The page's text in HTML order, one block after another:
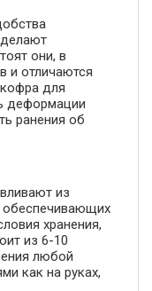
они, в
и отличаются
для
деформации
ранения об
из
обеспечивающих
хранения,
из 6-10
любой
как на руках,